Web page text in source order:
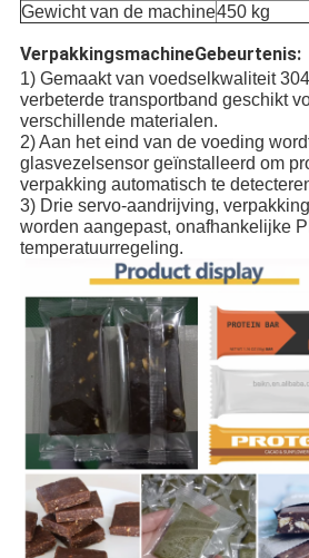
Gewicht van de machine450 kg
VerpakkingsmachineGebeurtenis:
1) Gemaakt van voedselkwaliteit
verbeterde transportband geschikt
verschillende materialen.
2) Aan het eind van de voeding
glasvezelsensor geïnstalleerd om
verpakking automatisch te
3) Drie servo-aandrijving,
worden aangepast, onafhankelijke
temperatuurregeling.